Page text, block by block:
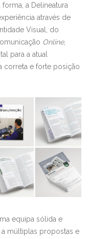
a Delineatura
através de
Visual, do
Online,
para a atual
correta e forte posição
equipa sólida e
múltiplas propostas e